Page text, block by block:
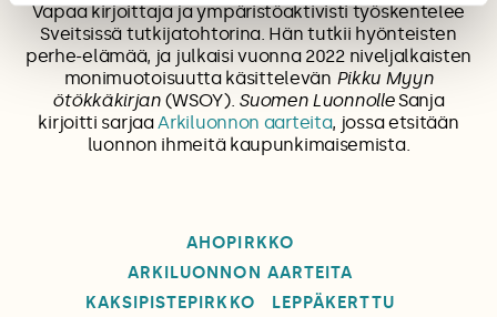
Vapaa kirjoittaja ja ympäristöaktivisti työskentelee
Sveitsissä tutkijatohtorina. Hän tutkii hyönteisten
perhe-elämää, ja julkaisi vuonna 2022 niveljalkaisten
monimuotoisuutta käsittelevän Pikku Myyn
ötökkäkirjan(WSOY). Suomen LuonnolleSanja
kirjoitti sarjaaArkiluonnon aarteita, jossa etsitään
luonnon ­ihmeitä kaupunkimaisemista.
AHOPIRKKO
ARKILUONNON AARTEITA
KAKSIPISTEPIRKKO
LEPPÄKERTTU